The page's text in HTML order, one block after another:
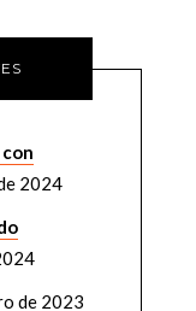
2024
de 2023